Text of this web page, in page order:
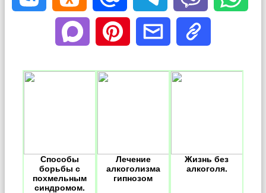
Способы
борьбы с
похмельным
синдромом.
Лечение
алкоголизма
гипнозом
Жизнь без
алкоголя.